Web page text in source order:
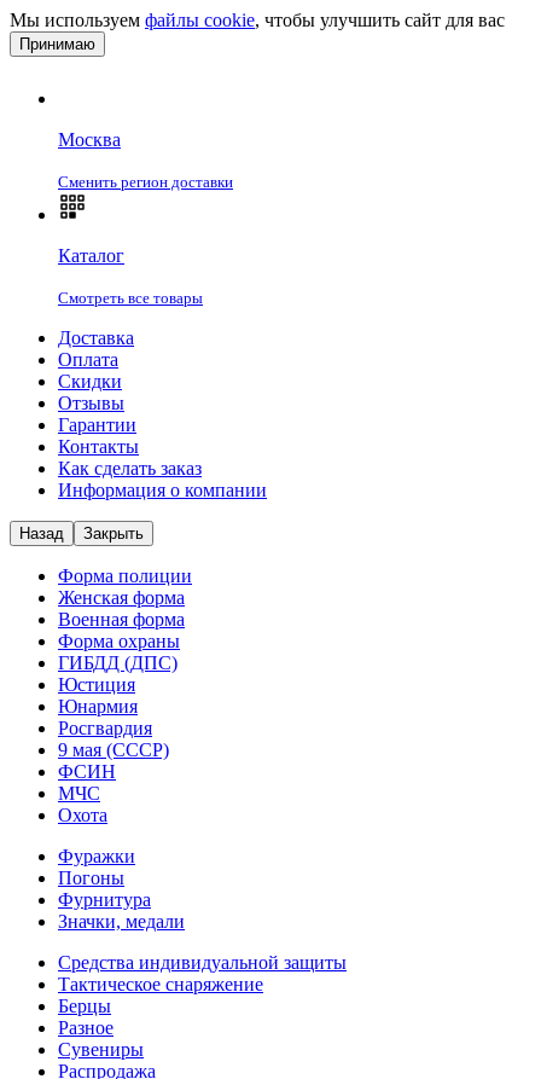
Мы используем файлы cookie, чтобы улучшить сайт для вас
Принимаю
Москва
Сменить регион доставки
Каталог
Смотреть все товары
Доставка
Оплата
Скидки
Отзывы
Гарантии
Контакты
Как сделать заказ
Информация о компании
Назад Закрыть
Форма полиции
Женская форма
Военная форма
Форма охраны
ГИБДД (ДПС)
Юстиция
Юнармия
Росгвардия
9 мая (СССР)
ФСИН
МЧС
Охота
Фуражки
Погоны
Фурнитура
Значки, медали
Средства индивидуальной защиты
Тактическое снаряжение
Берцы
Разное
Сувениры
Распродажа